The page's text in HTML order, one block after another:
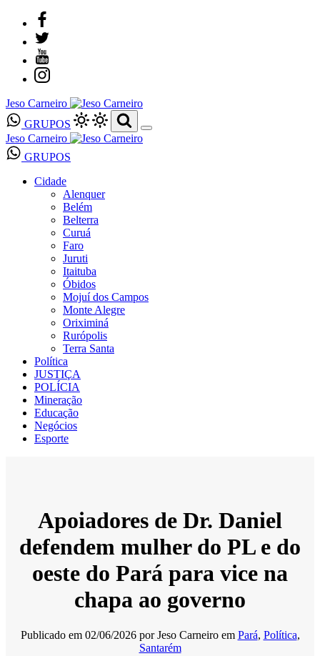
Jeso Carneiro
GRUPOS
Jeso Carneiro
GRUPOS
Cidade
Alenquer
Belém
Belterra
Curuá
Faro
Juruti
Itaituba
Óbidos
Mojuí dos Campos
Monte Alegre
Oriximiná
Rurópolis
Terra Santa
Política
JUSTIÇA
POLÍCIA
Mineração
Educação
Negócios
Esporte
Apoiadores de Dr. Daniel
defendem mulher do PL e do
oeste do Pará para vice na
chapa ao governo
Publicado em 02/06/2026 porJeso Carneiro em Pará, Política,
Santarém